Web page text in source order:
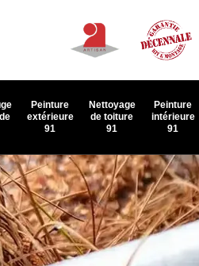
Peinture
extérieure
91
Nettoyage
de toiture
91
Peinture
intérieure
91